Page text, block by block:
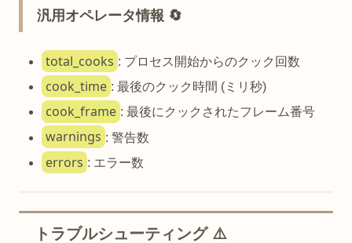
汎用オペレータ情報 🔄
total_cooks : プロセス開始からのクック回数
cook_time : 最後のクック時間 (ミリ秒)
cook_frame : 最後にクックされたフレーム番号
warnings : 警告数
errors : エラー数
トラブルシューティング ⚠️